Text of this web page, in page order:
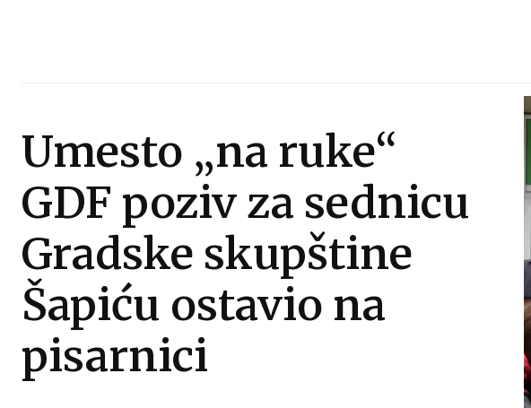
Umesto „na ruke“
GDF poziv za sednicu
Gradske skupštine
Šapiću ostavio na
pisarnici